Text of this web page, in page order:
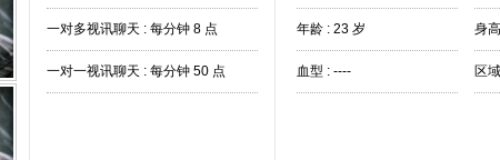
一对多视讯聊天 : 每分钟 8 点
一对一视讯聊天 : 每分钟 50 点
年龄 : 23 岁 身
血型 : ---- 区